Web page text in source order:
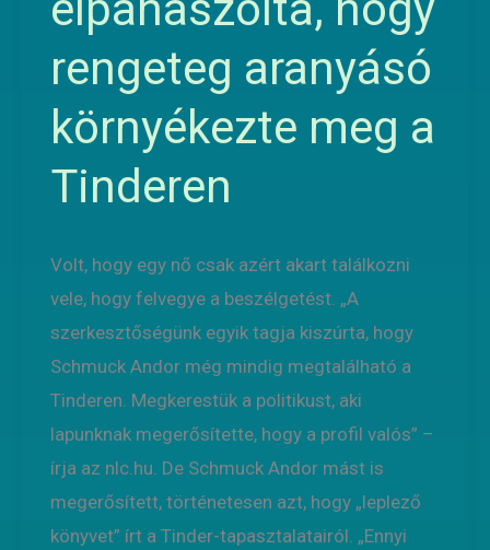
rengeteg aranyásó
környékezte meg a
Tinderen
Volt, hogy egy nő csak azért akart találkozni
vele, hogy felvegye a beszélgetést. „A
szerkesztőségünk egyik tagja kiszúrta, hogy
Schmuck Andor még mindig megtalálható a
Tinderen. Megkerestük a politikust, aki
lapunknak megerősítette, hogy a profil valós” –
írja az nlc.hu. De Schmuck Andor mást is
megerősített, történetesen azt, hogy „leplező
könyvet” írt a Tinder-tapasztalatairól. „Ennyi
rengeteg
aranyásó
környékezte
meg
Tinderen